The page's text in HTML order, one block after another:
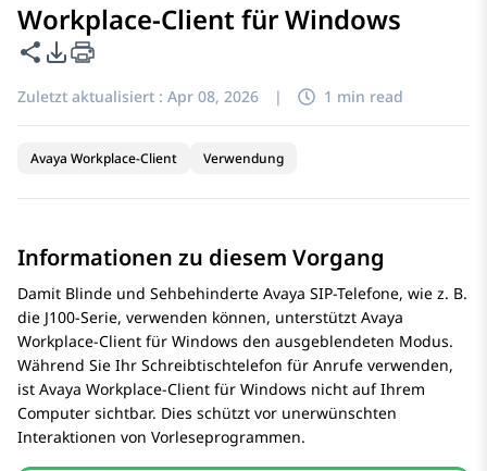
Workplace-Client für Windows
Diese Seite teilen
PDF-Exportoptionen
Zuletzt aktualisiert : Apr 08, 2026 | 1 min read
Avaya Workplace-Client Verwendung
Informationen zu diesem Vorgang
Damit Blinde und Sehbehinderte Avaya SIP-Telefone, wie z. B.
die J100-Serie, verwenden können, unterstützt Avaya
Workplace-Client für Windows den ausgeblendeten Modus.
Während Sie Ihr Schreibtischtelefon für Anrufe verwenden,
ist Avaya Workplace-Client für Windows nicht auf Ihrem
Computer sichtbar. Dies schützt vor unerwünschten
Interaktionen von Vorleseprogrammen.